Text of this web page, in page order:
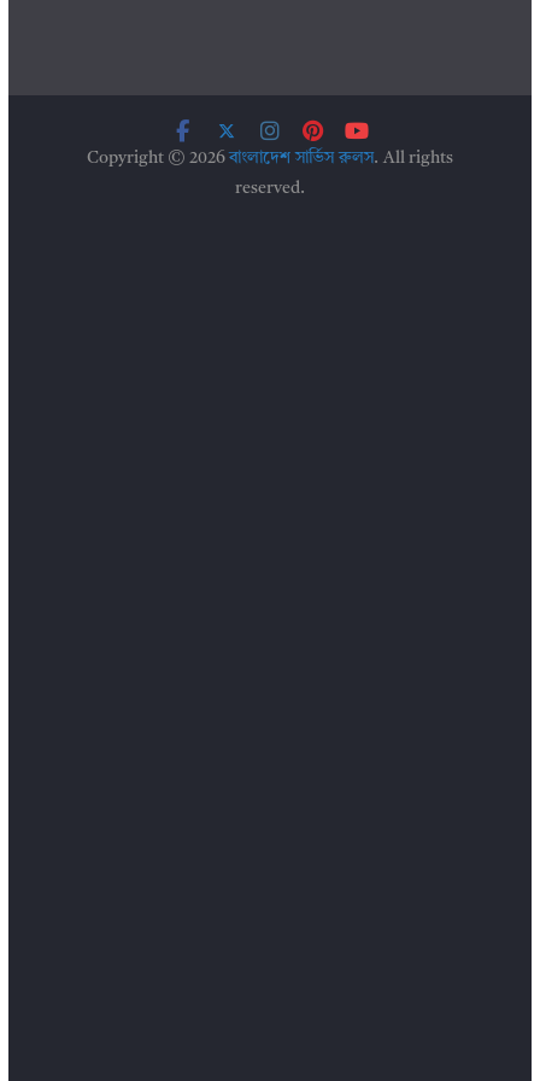
Copyright © 2026বাংলাদেশ সার্ভিস রুলস. All rights
reserved.